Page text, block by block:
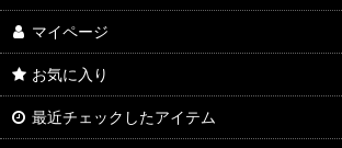
マイページ
お気に入り
最近チェックしたアイテム